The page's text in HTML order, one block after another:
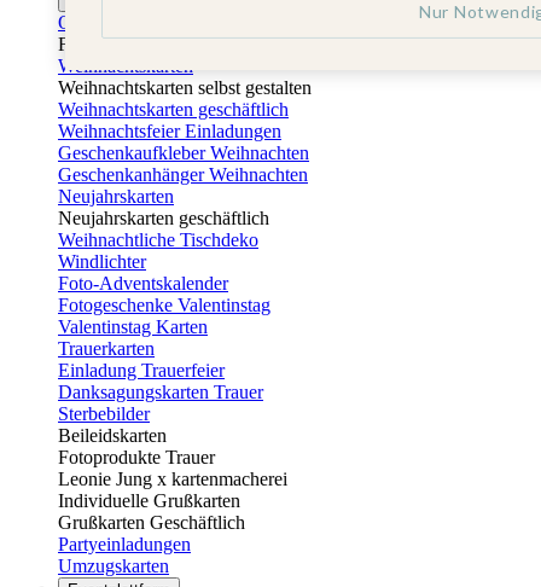
Osterkarten
Fotogeschenke zu Ostern
Weihnachtskarten
Weihnachtskarten selbst gestalten
Weihnachtskarten geschäftlich
Weihnachtsfeier Einladungen
Geschenkaufkleber Weihnachten
Geschenkanhänger Weihnachten
Neujahrskarten
Neujahrskarten geschäftlich
Weihnachtliche Tischdeko
Windlichter
Foto-Adventskalender
Fotogeschenke Valentinstag
Valentinstag Karten
Trauerkarten
Einladung Trauerfeier
Danksagungskarten Trauer
Sterbebilder
Beileidskarten
Fotoprodukte Trauer
Leonie Jung x kartenmacherei
Individuelle Grußkarten
Grußkarten Geschäftlich
Partyeinladungen
Umzugskarten
Nur